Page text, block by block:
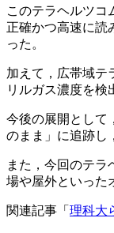
このテラヘルツコ
正確かつ高速に読
った。
加えて，広帯域テ
リルガス濃度を検
今後の展開として
のまま」に追跡し
また，今回のテ
場や屋外といった
関連記事「 理科大